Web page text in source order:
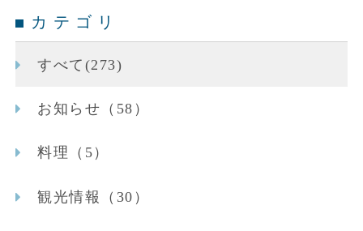
カテゴリ
すべて(273)
お知らせ（58）
料理（5）
観光情報（30）